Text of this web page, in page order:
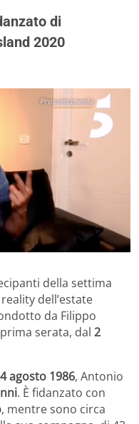
di
2020
della settima
dell’estate
da Filippo
serata, dal 2
agosto 1986, Antonio
. È fidanzato con
, mentre sono circa